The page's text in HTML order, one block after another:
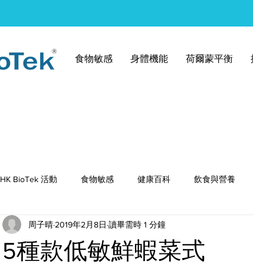
食物敏感 身體機能 荷爾蒙平衡
HK BioTek 活動 食物敏感 健康百科 飲食與營養
5種款低敏鮮蝦菜式
周子晴 2019年2月8日 讀畢需時 1 分鐘